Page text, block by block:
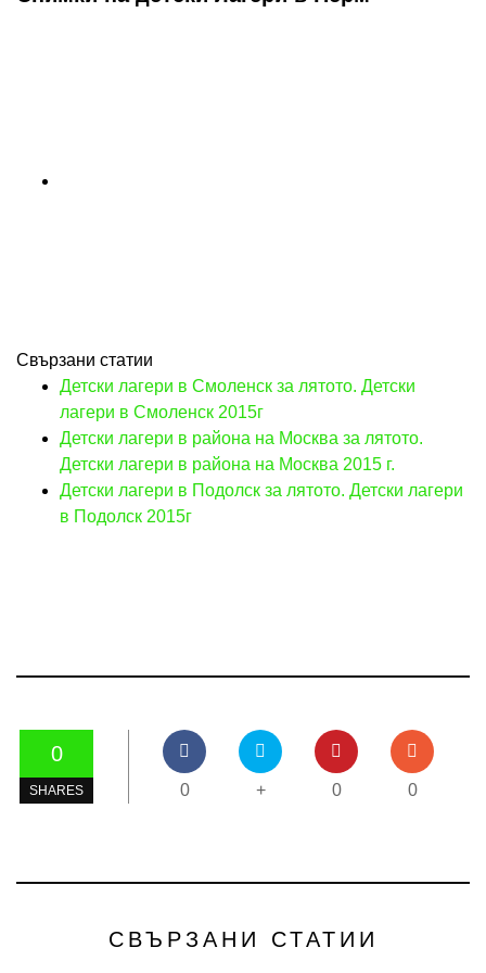
Свързани статии
Детски лагери в Смоленск за лятото. Детски
лагери в Смоленск 2015г
Детски лагери в района на Москва за лятото.
Детски лагери в района на Москва 2015 г.
Детски лагери в Подолск за лятото. Детски лагери
в Подолск 2015г
0
SHARES 0 + 0 0
СВЪРЗАНИ СТАТИИ